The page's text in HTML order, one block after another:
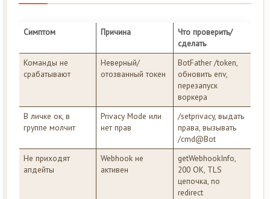
Симптом Причина
Что проверить/
сделать
Команды не
срабатывают
Неверный/
отозванный токен
BotFather /token,
обновить env,
перезапуск
воркера
В личке ок, в
группе молчит
Privacy Mode или
нет прав
/setprivacy, выдать
права, вызывать
/cmd@Bot
Не приходят
апдейты
Webhook не
активен
getWebhookInfo,
200 OK, TLS
цепочка, no
redirect